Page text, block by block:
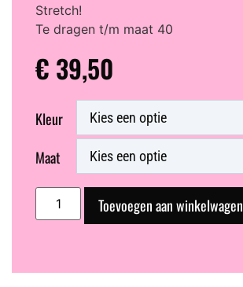
Stretch!
Te dragen t/m maat 40
€ 39,50
Kleur
Maat
Toevoegen aan winkelwagen